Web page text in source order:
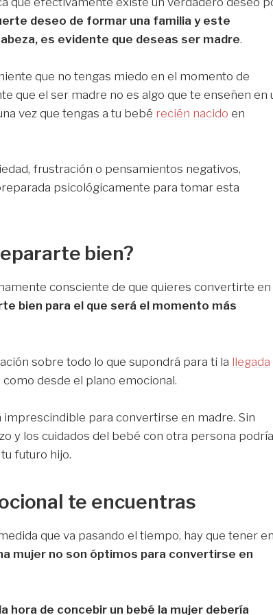
deseo de formar una familia y este
es evidente que deseas ser madre.
que no tengas miedo en el momento de
que el ser madre no es algo que te enseñen en
vez que tengas a tu bebé recién nacido en
frustración o pensamientos negativos,
psicológicamente para tomar esta
bien?
consciente de que quieres convertirte en
bien para el que será el momento más
sobre todo lo que supondrá para ti la llegada
desde el plano emocional.
imprescindible para convertirse en madre. Sin
y los cuidados del bebé con otra persona podría
futuro hijo.
te encuentras
que va pasando el tiempo, hay que tener
mujer no son óptimos para convertirse en
hora de concebir un bebé la mujer debería